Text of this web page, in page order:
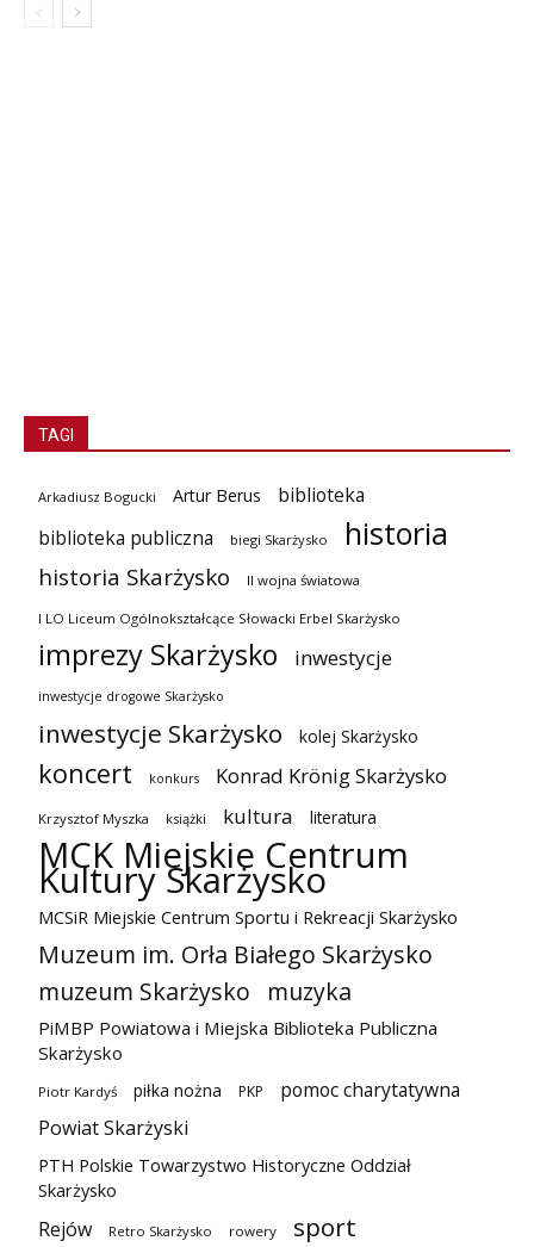
TAGI
Arkadiusz Bogucki Artur Berus
biblioteka
biblioteka publiczna
biegi Skarżysko historia
historia Skarżysko II wojna światowa
I LO Liceum Ogólnokształcące Słowacki Erbel Skarżysko
imprezy Skarżysko inwestycje
inwestycje drogowe Skarżysko
inwestycje Skarżysko kolej Skarżysko
koncert konkurs Konrad Krönig Skarżysko
Krzysztof Myszka książki kultura literatura
MCK Miejskie Centrum
Kultury Skarżysko
MCSiR Miejskie Centrum Sportu i Rekreacji Skarżysko
Muzeum im. Orła Białego Skarżysko
muzeum Skarżysko
muzyka
PiMBP Powiatowa i Miejska Biblioteka Publiczna
Skarżysko
Piotr Kardyś piłka nożna PKP
pomoc charytatywna
Powiat Skarżyski
PTH Polskie Towarzystwo Historyczne Oddział
Skarżysko
Rejów Retro Skarżysko rowery sport